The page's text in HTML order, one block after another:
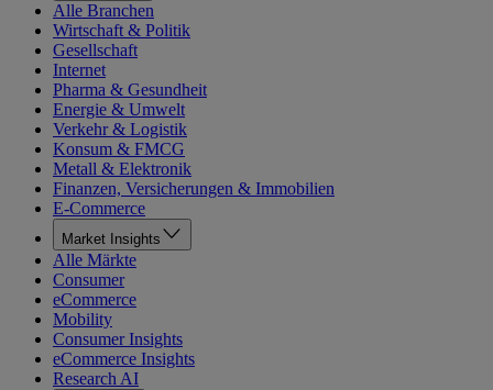
Alle Branchen
Wirtschaft & Politik
Gesellschaft
Internet
Pharma & Gesundheit
Energie & Umwelt
Verkehr & Logistik
Konsum & FMCG
Metall & Elektronik
Finanzen, Versicherungen & Immobilien
E-Commerce
Market Insights
Alle Märkte
Consumer
eCommerce
Mobility
Consumer Insights
eCommerce Insights
Research AI